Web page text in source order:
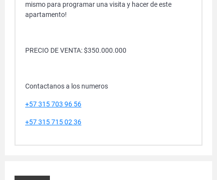
mismo para programar una visita y hacer de este
apartamento!
PRECIO DE VENTA: $350.000.000
Contactanos a los numeros
+57 315 703 96 56
+57 315 715 02 36